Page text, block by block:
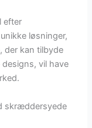
efter
løsninger,
der kan tilbyde
vil have
skræddersyede